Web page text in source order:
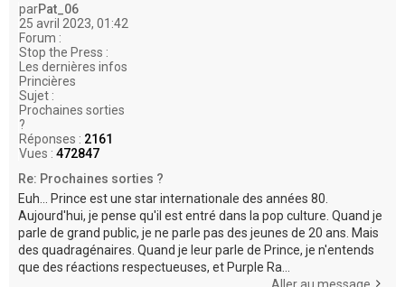
parPat_06
25 avril 2023, 01:42
Forum :
Stop the Press :
Les dernières infos
Princières
Sujet :
Prochaines sorties
?
Réponses : 2161
Vues : 472847
Re: Prochaines sorties ?
Euh... Prince est une star internationale des années 80.
Aujourd'hui, je pense qu'il est entré dans la pop culture. Quand je
parle de grand public, je ne parle pas des jeunes de 20 ans. Mais
des quadragénaires. Quand je leur parle de Prince, je n'entends
que des réactions respectueuses, et Purple Ra...